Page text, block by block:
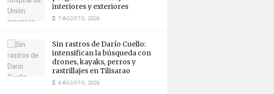
interiores y exteriores
7 AGOSTO, 2026
Sin rastros de Darío Cuello:
intensifican la búsqueda con
drones, kayaks, perros y
rastrillajes en Tilisarao
4 AGOSTO, 2026